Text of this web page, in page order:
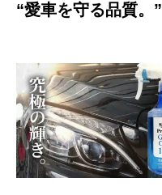
“愛車を守る品質。”